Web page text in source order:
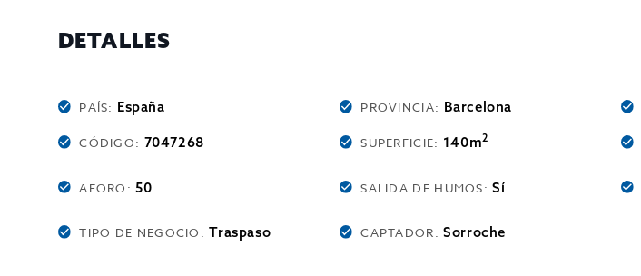
DETALLES
PAÍS: España PROVINCIA: Barcelona
CÓDIGO: 7047268 SUPERFICIE: 140m2
AFORO:50 SALIDA DE HUMOS:Sí
TIPO DE NEGOCIO:Traspaso CAPTADOR:Sorroche